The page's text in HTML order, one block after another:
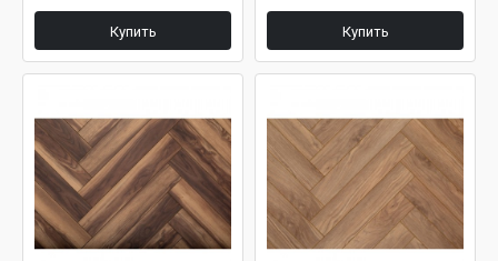
Купить Купить